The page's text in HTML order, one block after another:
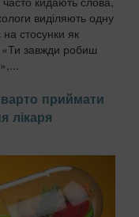
виділяють одну
на стосунки як
«Ти завжди робиш
приймати
лікаря